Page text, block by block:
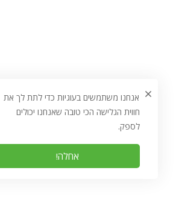
אנחנו משתמשים בעוגיות כדי לתת לך את
חווית הגלישה הכי טובה שאנחנו יכולים
לספק.
אחלה!